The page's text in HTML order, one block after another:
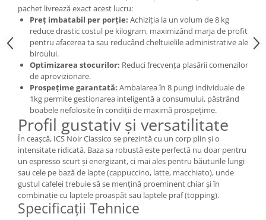
pachet livrează exact acest lucru:
Preț imbatabil per porție: Achiziția la un volum de 8 kg
reduce drastic costul pe kilogram, maximizând marja de profit
pentru afacerea ta sau reducând cheltuielile administrative ale
biroului.
Optimizarea stocurilor: Reduci frecvența plasării comenzilor
de aprovizionare.
Prospețime garantată: Ambalarea în 8 pungi individuale de
1kg permite gestionarea inteligentă a consumului, păstrând
boabele nefolosite în condiții de maximă prospețime.
Profil gustativ și versatilitate
În ceașcă, ICS Noir Classico se prezintă cu un corp plin și o
intensitate ridicată. Baza sa robustă este perfectă nu doar pentru
un espresso scurt și energizant, ci mai ales pentru băuturile lungi
sau cele pe bază de lapte (cappuccino, latte, macchiato), unde
gustul cafelei trebuie să se mențină proeminent chiar și în
combinație cu laptele proaspăt sau laptele praf (topping).
Specificații Tehnice